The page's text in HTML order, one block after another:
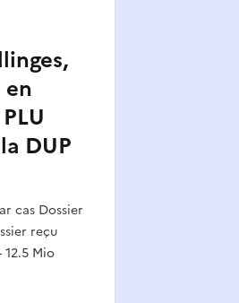
en
DUP
cas Dossier
reçu
Mio